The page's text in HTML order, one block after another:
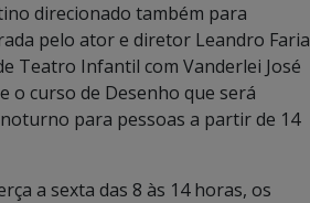
direcionado também para
pelo ator e diretor Leandro Faria
Teatro Infantil com Vanderlei José
o curso de Desenho que será
para pessoas a partir de 14
a sexta das 8 às 14 horas, os